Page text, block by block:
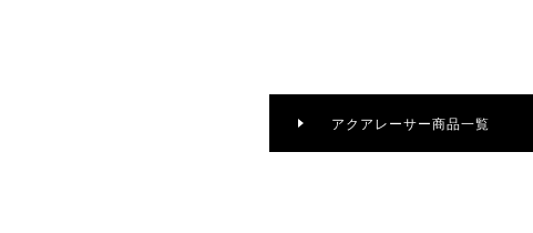
アクアレーサー商品一覧